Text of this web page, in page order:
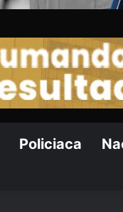
Policiaca